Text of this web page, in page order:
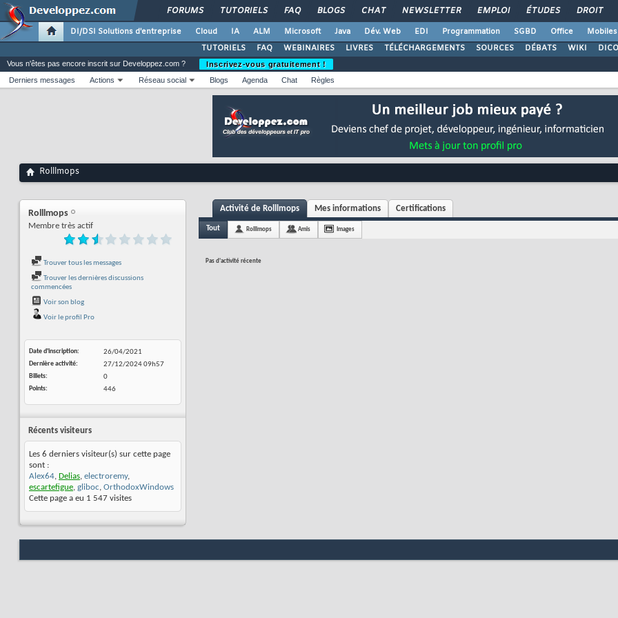
FORUMS TUTORIELS FAQ BLOGS CHAT NEWSLETTER EMPLOI ÉTUDES DROIT
DI/DSI Solutions d'entreprise Cloud IA ALM Microsoft Java Dév. Web EDI Programmation SGBD Office Mobiles
TUTORIELS
FAQ WEBINAIRES LIVRES TÉLÉCHARGEMENTS SOURCES DÉBATS WIKI DICO
Vous n'êtes pas encore inscrit sur Developpez.com ?
Inscrivez-vous gratuitement !
Derniers messages
Actions Réseau social Blogs Agenda Chat Règles
Rolllmops
Rolllmops
Membre très actif
Trouver tous les messages
Trouver les dernières discussions
commencées
Voir son blog
Voir le profil Pro
Date d'inscription
26/04/2021
Dernière activité
27/12/202409h57
Billets
0
Points
446
Récents visiteurs
Les 6 derniers visiteur(s) sur cette page
sont :
Alex64, Delias, electroremy,
escartefigue, gliboc, OrthodoxWindows
Cette page a eu 1 547 visites
Activité de Rolllmops Mes informations Certifications
Tout Rolllmops Amis Images
Pas d'activité récente